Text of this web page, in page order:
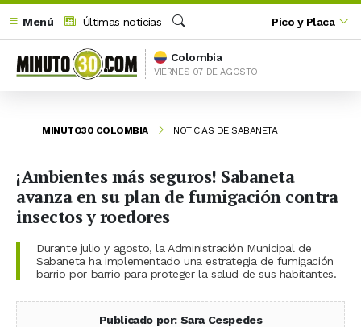
Menú
Últimas noticias
Buscar
Pico y Placa
Colombia
VIERNES 07 DE AGOSTO
MINUTO30 COLOMBIA NOTICIAS DE SABANETA
¡Ambientes más seguros! Sabaneta
avanza en su plan de fumigación contra
insectos y roedores
Durante julio y agosto, la Administración Municipal de
Sabaneta ha implementado una estrategia de fumigación
barrio por barrio para proteger la salud de sus habitantes.
Publicado por: Sara Cespedes